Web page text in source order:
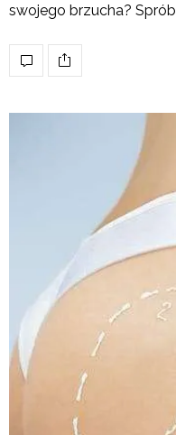
swojego brzucha?